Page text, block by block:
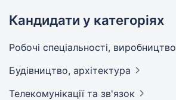
Кандидати у категоріях
Робочі спеціальності, виробництво
Будівництво, архітектура
Телекомунікації та зв'язок